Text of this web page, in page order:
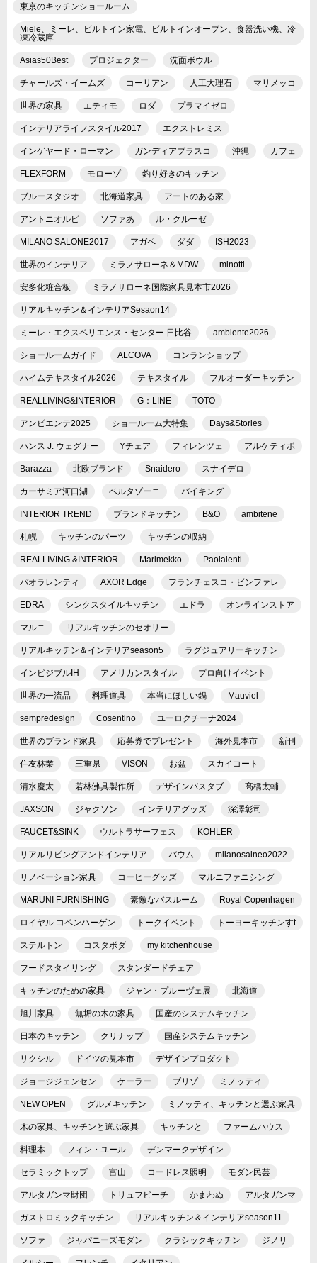
東京のキッチンショールーム
Miele、ミーレ、ビルトイン家電、ビルトインオーブン、食器洗い機、冷
凍冷蔵庫
Asias50Best プロジェクター 洗面ボウル
チャールズ・イームズ コーリアン 人工大理石 マリメッコ
世界の家具 エティモ ロダ プラマイゼロ
インテリアライフスタイル2017 エクストレミス
インゲヤード・ローマン ガンディアブラスコ 沖縄 カフェ
FLEXFORM モローゾ 釣り好きのキッチン
ブルースタジオ 北海道家具 アートのある家
アントニオルピ ソファあ ル・クルーゼ
MILANO SALONE2017 アガペ ダダ ISH2023
世界のインテリア ミラノサローネ＆MDW minotti
安多化粧合板 ミラノサローネ国際家具見本市2026
リアルキッチン＆インテリアSesaon14
ミーレ・エクスペリエンス・センター 日比谷 ambiente2026
ショールームガイド ALCOVA コンランショップ
ハイムテキスタイル2026 テキスタイル フルオーダーキッチン
REALLIVING&INTERIOR G：LINE TOTO
アンビエンテ2025 ショールーム大特集 Days&Stories
ハンス J. ウェグナー Yチェア フィレンツェ アルケティポ
Barazza 北欧ブランド Snaidero スナイデロ
カーサミア河口湖 ベルタゾーニ バイキング
INTERIOR TREND ブランドキッチン B&O ambitene
札幌 キッチンのパーツ キッチンの収納
REALLIVING &INTERIOR Marimekko Paolalenti
パオラレンティ AXOR Edge フランチェスコ・ビンファレ
EDRA シンクスタイルキッチン エドラ オンラインストア
マルニ リアルキッチンのセオリー
リアルキッチン＆インテリアseason5 ラグジュアリーキッチン
インビジブルIH アメリカンスタイル プロ向けイベント
世界の一流品 料理道具 本当にほしい鍋 Mauviel
sempredesign Cosentino ユーロクチーナ2024
世界のブランド家具 応募券でプレゼント 海外見本市 新刊
住友林業 三重県 VISON お盆 スカイコート
清水慶太 若林佛具製作所 デザインバスタブ 髙橋太輔
JAXSON ジャクソン インテリアグッズ 深澤彰司
FAUCET&SINK ウルトラサーフェス KOHLER
リアルリビングアンドインテリア バウム milanosalneo2022
リノベーション家具 コーヒーグッズ マルニファニシング
MARUNI FURNISHING 素敵なバスルーム Royal Copenhagen
ロイヤル コペンハーゲン トークイベント トーヨーキッチンすt
ステルトン コスタボダ my kitchenhouse
フードスタイリング スタンダードチェア
キッチンのための家具 ジャン・プルーヴェ展 北海道
旭川家具 無垢の木の家具 国産のシステムキッチン
日本のキッチン クリナップ 国産システムキッチン
リクシル ドイツの見本市 デザインプロダクト
ジョージジェンセン ケーラー ブリゾ ミノッティ
NEW OPEN グルメキッチン ミノッティ、キッチンと選ぶ家具
木の家具、キッチンと選ぶ家具 キッチンと ファームハウス
料理本 フィン・ユール デンマークデザイン
セラミックトップ 富山 コードレス照明 モダン民芸
アルタガンマ財団 トリュフビーチ かまわぬ アルタガンマ
ガストロミックキッチン リアルキッチン＆インテリアseason11
ソファ ジャパニーズモダン クラシックキッチン ジノリ